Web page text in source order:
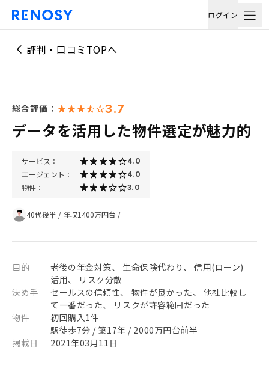
ログイン
評判・口コミTOPへ
総合評価： 3.7
データを活用した物件選定が魅力的
サービス： 4.0
エージェント： 4.0
物件： 3.0
40代後半 / 年収1400万円台 /
目的
老後の年金対策、 生命保険代わり、 信用(ローン)
活用、 リスク分散
決め手
セールスの信頼性、 物件が良かった、 他社比較し
て一番だった、 リスクが許容範囲だった
物件
初回購入1件
駅徒歩7分 / 築17年 / 2000万円台前半
掲載日
2021年03月11日